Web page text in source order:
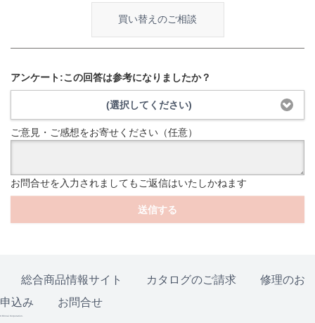
買い替えのご相談
アンケート:この回答は参考になりましたか？
(選択してください)
ご意見・ご感想をお寄せください（任意）
お問合せを入力されましてもご返信はいたしかねます
送信する
総合商品情報サイト カタログのご請求
修理のお
申込み
お問合せ
© Rinnai Corporation.